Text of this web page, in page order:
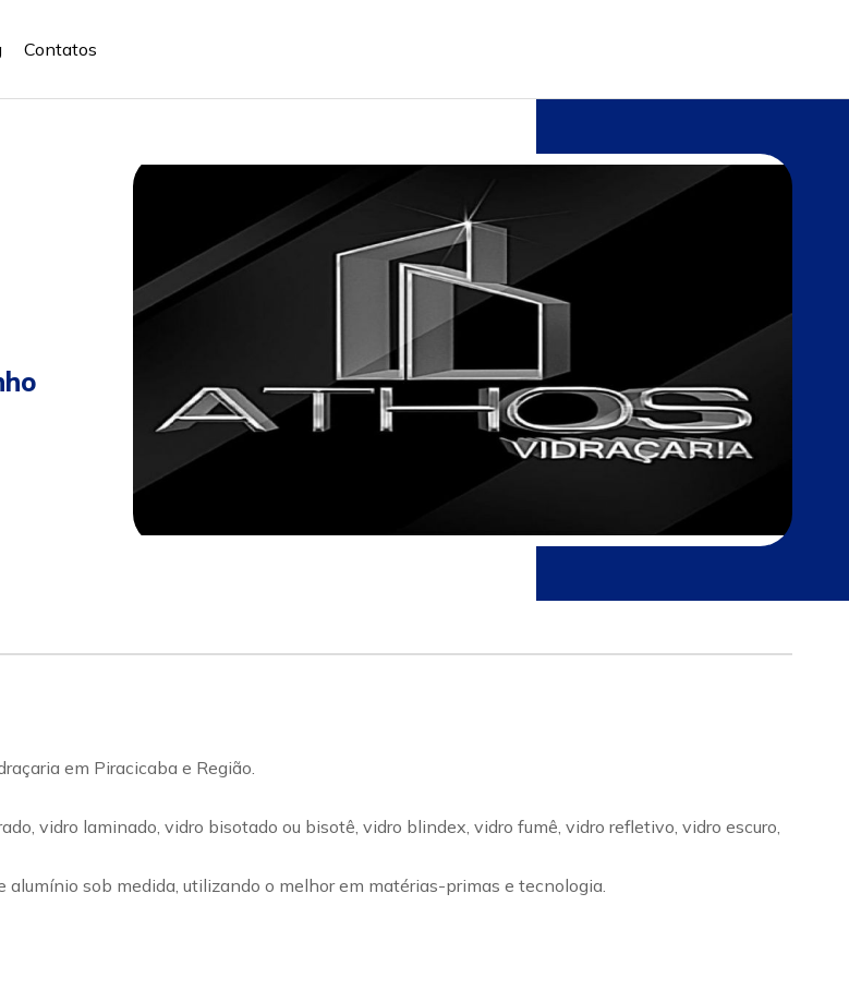
Contatos
em Piracicaba e Região.
vidro laminado, vidro bisotado ou bisotê, vidro blindex, vidro fumê, vidro refletivo, vidro escuro,
sob medida, utilizando o melhor em matérias-primas e tecnologia.